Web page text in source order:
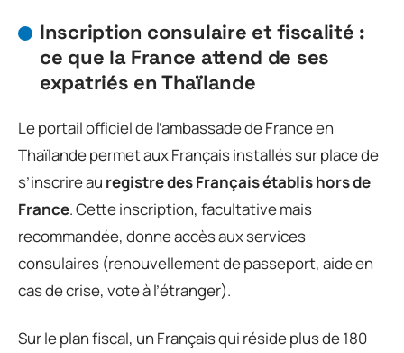
Inscription consulaire et fiscalité :
ce que la France attend de ses
expatriés en Thaïlande
Le portail officiel de l’ambassade de France en
Thaïlande permet aux Français installés sur place de
s’inscrire au registre des Français établis hors de
France. Cette inscription, facultative mais
recommandée, donne accès aux services
consulaires (renouvellement de passeport, aide en
cas de crise, vote à l’étranger).
Sur le plan fiscal, un Français qui réside plus de 180